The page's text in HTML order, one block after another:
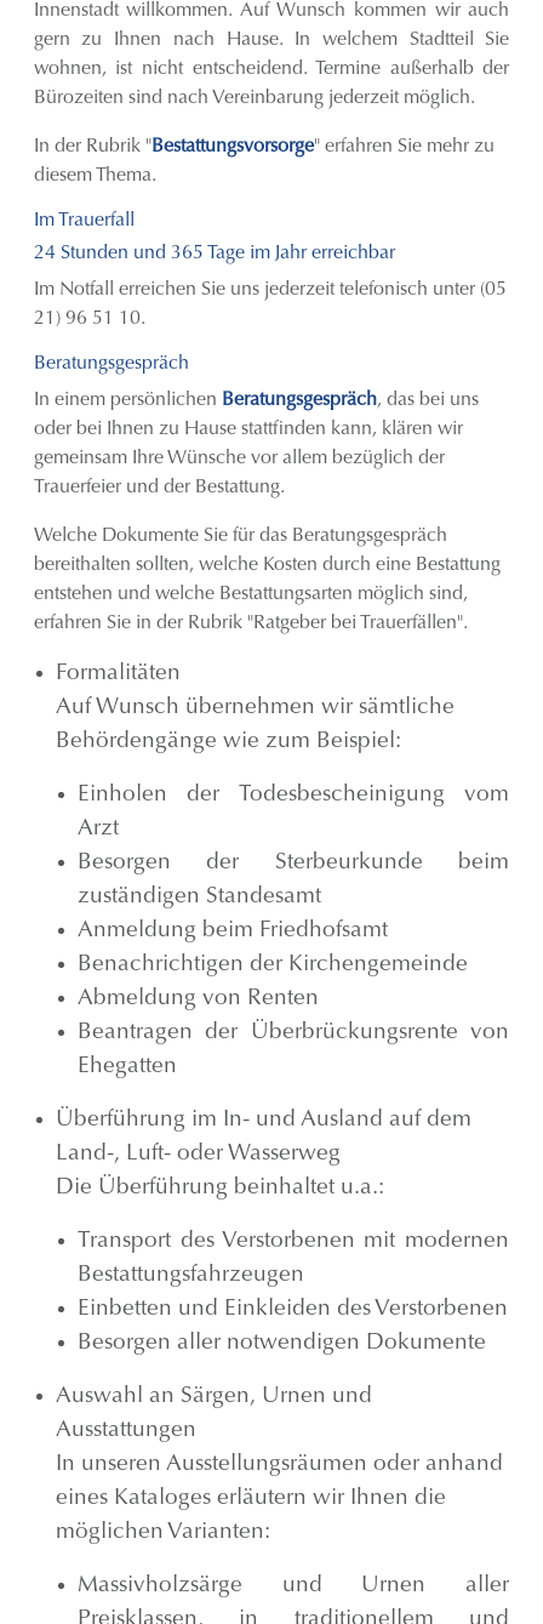
Innenstadt willkommen. Auf Wunsch kommen wir auch
gern zu Ihnen nach Hause. In welchem Stadtteil Sie
wohnen, ist nicht entscheidend. Termine außerhalb der
Bürozeiten sind nach Vereinbarung jederzeit möglich.
In der Rubrik "Bestattungsvorsorge" erfahren Sie mehr zu
diesem Thema.
Im Trauerfall
24 Stunden und 365 Tage im Jahr erreichbar
Im Notfall erreichen Sie uns jederzeit telefonisch unter (05
21) 96 51 10.
Beratungsgespräch
In einem persönlichen Beratungsgespräch, das bei uns
oder bei Ihnen zu Hause stattfinden kann, klären wir
gemeinsam Ihre Wünsche vor allem bezüglich der
Trauerfeier und der Bestattung.
Welche Dokumente Sie für das Beratungsgespräch
bereithalten sollten, welche Kosten durch eine Bestattung
entstehen und welche Bestattungsarten möglich sind,
erfahren Sie in der Rubrik "Ratgeber bei Trauerfällen".
Formalitäten
Auf Wunsch übernehmen wir sämtliche
Behördengänge wie zum Beispiel:
Einholen der Todesbescheinigung vom
Arzt
Besorgen der Sterbeurkunde beim
zuständigen Standesamt
Anmeldung beim Friedhofsamt
Benachrichtigen der Kirchengemeinde
Abmeldung von Renten
Beantragen der Überbrückungsrente von
Ehegatten
Überführung im In- und Ausland auf dem
Land-, Luft- oder Wasserweg
Die Überführung beinhaltet u.a.:
Transport des Verstorbenen mit modernen
Bestattungsfahrzeugen
Einbetten und Einkleiden des Verstorbenen
Besorgen aller notwendigen Dokumente
Auswahl an Särgen, Urnen und
Ausstattungen
In unseren Ausstellungsräumen oder anhand
eines Kataloges erläutern wir Ihnen die
möglichen Varianten:
Massivholzsärge und Urnen aller